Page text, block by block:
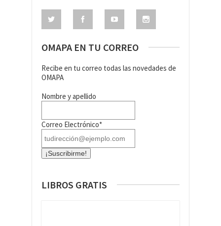
OMAPA EN TU CORREO
Recibe en tu correo todas las novedades de
OMAPA
Nombre y apellido
Correo Electrónico*
LIBROS GRATIS